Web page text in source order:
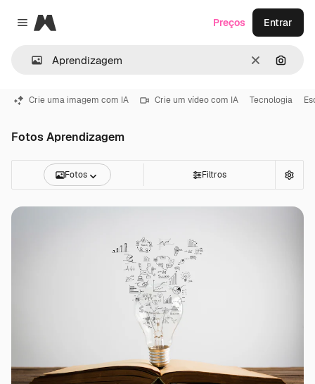
Close menu
Magnific
Limpar
Preços Entrar
Crie uma imagem com IA Crie um vídeo com IA Tecnologia
Fotos Aprendizagem
Fotos Filtros